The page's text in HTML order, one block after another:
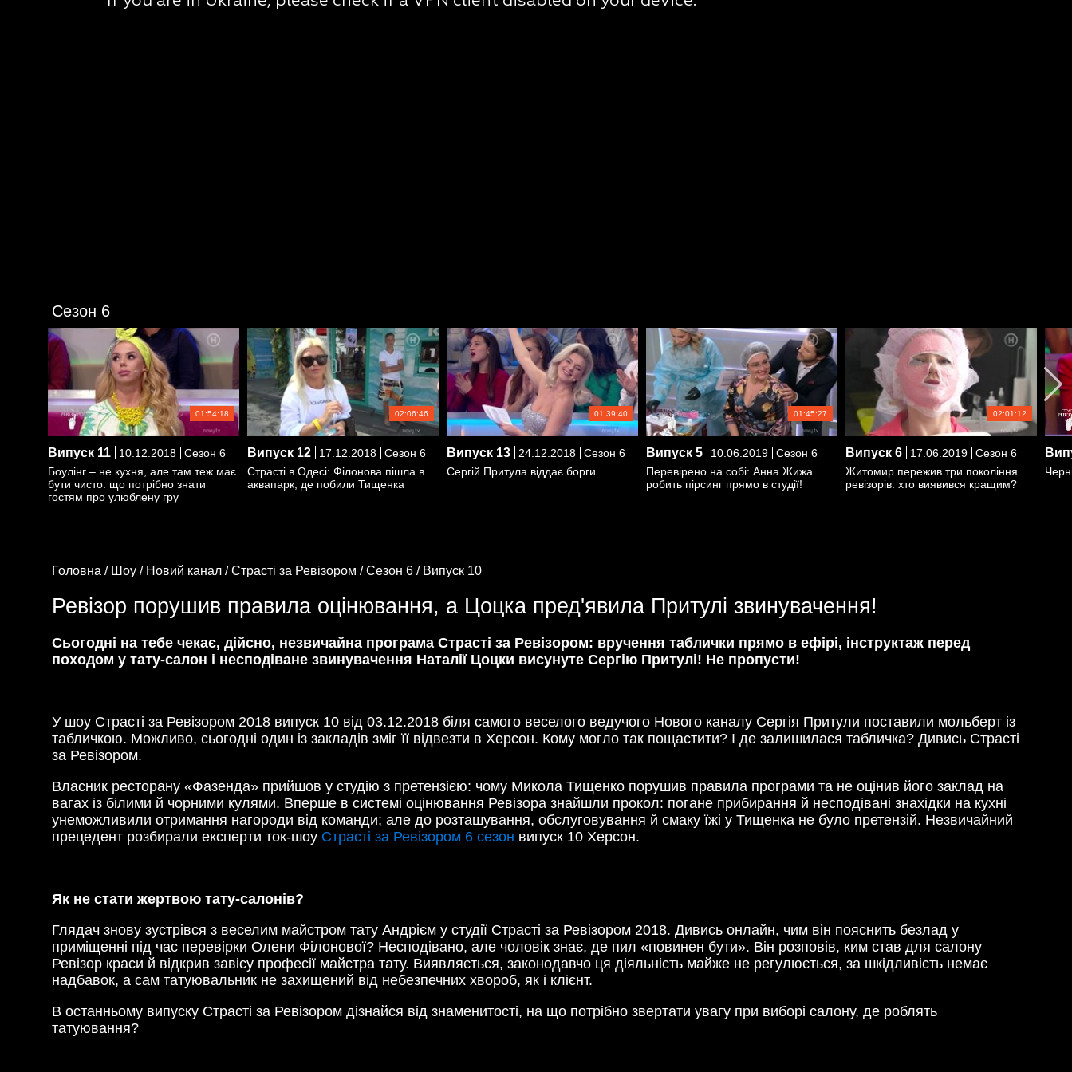
Сезон 6
01:54:18
Випуск 11 10.12.2018
Сезон 6
Боулінг – не кухня, але там теж має
бути чисто: що потрібно знати
гостям про улюблену гру
02:06:46
Випуск 12 17.12.2018
Сезон 6
Страсті в Одесі: Філонова пішла в
аквапарк, де побили Тищенка
01:39:40
Випуск 13 24.12.2018
Сезон 6
Сергій Притула віддає борги
01:45:27
Випуск 5 10.06.2019
Сезон 6
Перевірено на собі: Анна Жижа
робить пірсинг прямо в студії!
02:01:12
Випуск 6 17.06.2019
Сезон 6
Житомир пережив три покоління
ревізорів: хто виявився кращим?
Головна / Шоу / Новий канал /Страсті за Ревізором /Сезон 6 / Випуск 10
Ревізор порушив правила оцінювання, а Цоцка пред'явила Притулі звинувачення!
Сьогодні на тебе чекає, дійсно, незвичайна програма Страсті за Ревізором: вручення таблички прямо в ефірі, інструктаж перед
походом у тату-салон і несподіване звинувачення Наталії Цоцки висунуте Сергію Притулі! Не пропусти!
У шоу Страсті за Ревізором 2018 випуск 10 від 03.12.2018 біля самого веселого ведучого Нового каналу Сергія Притули поставили мольберт із
табличкою. Можливо, сьогодні один із закладів зміг її відвезти в Херсон. Кому могло так пощастити? І де залишилася табличка? Дивись Страсті
за Ревізором.
Власник ресторану «Фазенда» прийшов у студію з претензією: чому Микола Тищенко порушив правила програми та не оцінив його заклад на
вагах із білими й чорними кулями. Вперше в системі оцінювання Ревізора знайшли прокол: погане прибирання й несподівані знахідки на кухні
унеможливили отримання нагороди від команди; але до розташування, обслуговування й смаку їжі у Тищенка не було претензій. Незвичайний
прецедент розбирали експерти ток-шоу Страсті за Ревізором 6 сезон випуск 10 Херсон.
Як не стати жертвою тату-салонів?
Глядач знову зустрівся з веселим майстром тату Андрієм у студії Страсті за Ревізором 2018. Дивись онлайн, чим він пояснить безлад у
приміщенні під час перевірки Олени Філонової? Несподівано, але чоловік знає, де пил «повинен бути». Він розповів, ким став для салону
Ревізор краси й відкрив завісу професії майстра тату. Виявляється, законодавчо ця діяльність майже не регулюється, за шкідливість немає
надбавок, а сам татуювальник не захищений від небезпечних хвороб, як і клієнт.
В останньому випуску Страсті за Ревізором дізнайся від знаменитості, на що потрібно звертати увагу при виборі салону, де роблять
татуювання?